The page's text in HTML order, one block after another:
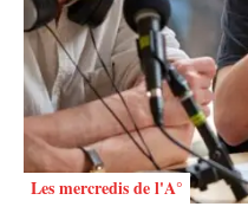
Les mercredis de l'A°